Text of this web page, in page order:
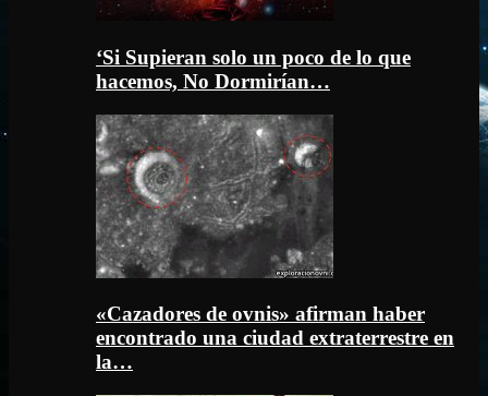
‘Si Supieran solo un poco de lo que
hacemos, No Dormirían…
«Cazadores de ovnis» afirman haber
encontrado una ciudad extraterrestre en
la…